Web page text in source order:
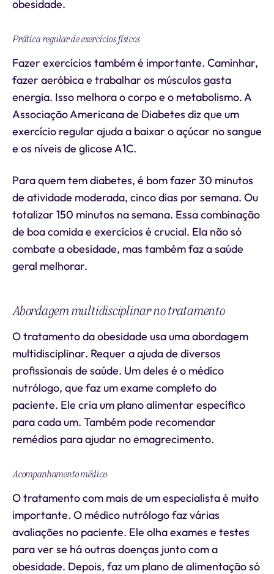
obesidade.
Prática regular de exercícios físicos
Fazer exercícios também é importante. Caminhar,
fazer aeróbica e trabalhar os músculos gasta
energia. Isso melhora o corpo e o metabolismo. A
Associação Americana de Diabetes diz que um
exercício regular ajuda a baixar o açúcar no sangue
e os níveis de glicose A1C.
Para quem tem diabetes, é bom fazer 30 minutos
de atividade moderada, cinco dias por semana. Ou
totalizar 150 minutos na semana. Essa combinação
de boa comida e exercícios é crucial. Ela não só
combate a obesidade, mas também faz a saúde
geral melhorar.
Abordagem multidisciplinar no tratamento
O tratamento da obesidade usa uma abordagem
multidisciplinar. Requer a ajuda de diversos
profissionais de saúde. Um deles é o médico
nutrólogo, que faz um exame completo do
paciente. Ele cria um plano alimentar específico
para cada um. Também pode recomendar
remédios para ajudar no emagrecimento.
Acompanhamento médico
O tratamento com mais de um especialista é muito
importante. O médico nutrólogo faz várias
avaliações no paciente. Ele olha exames e testes
para ver se há outras doenças junto com a
obesidade. Depois, faz um plano de alimentação só